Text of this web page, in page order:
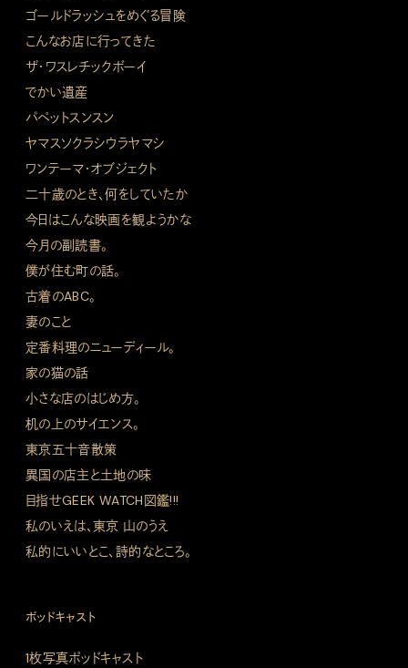
ゴールドラッシュをめぐる冒険
こんなお店に行ってきた
ザ・ワスレチックボーイ
でかい遺産
パペットスンスン
ヤマスソクラシウラヤマシ
ワンテーマ・オブジェクト
二十歳のとき、何をしていたか
今日はこんな映画を観ようかな
今月の副読書。
僕が住む町の話。
古着のABC。
妻のこと
定番料理のニューディール。
家の猫の話
小さな店のはじめ方。
机の上のサイエンス。
東京五十音散策
異国の店主と土地の味
目指せGEEK WATCH図鑑!!!
私のいえは、東京 山のうえ
私的にいいとこ、詩的なところ。
ポッドキャスト
1枚写真ポッドキャスト